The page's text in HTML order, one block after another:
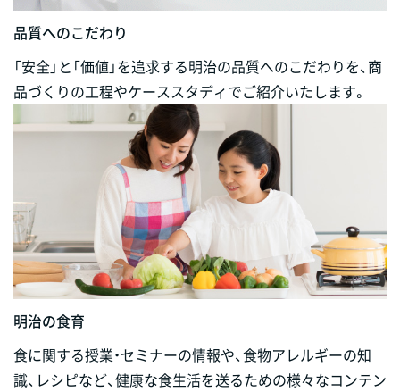
品質へのこだわり
「安全」と「価値」を追求する明治の品質へのこだわりを、商
品づくりの工程やケーススタディでご紹介いたします。
明治の食育
食に関する授業・セミナーの情報や、食物アレルギーの知
識、レシピなど、健康な食生活を送るための様々なコンテン